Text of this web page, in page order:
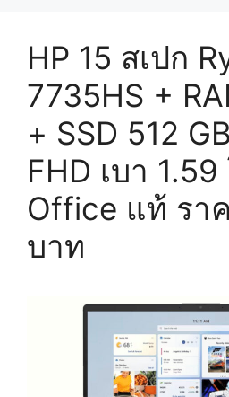
HP 15 สเปก
7735HS +
+ SSD 512
FHD เบา
Office แท้ รา
บาท